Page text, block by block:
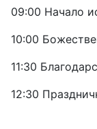
09:00 Начало
10:00
11:30
12:30